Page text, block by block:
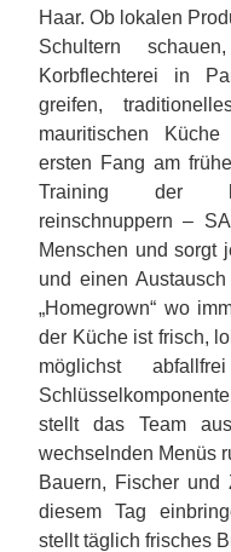
Haar. Ob lokalen
Schultern
Korbflechterei in
greifen,
mauritischen
ersten Fang am
Training der
reinschnuppern –
Menschen und sorgt
und einen
„Homegrown“ wo
der Küche ist frisch,
möglichst
stellt das Team
wechselnden Menüs
Bauern, Fischer und
diesem Tag
stellt täglich frisches